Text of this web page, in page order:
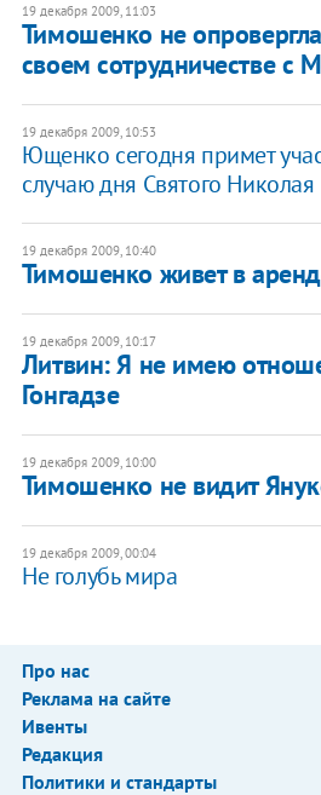
19 декабря 2009, 11:03
Тимошенко не
своем сотрудничестве с
19 декабря 2009, 10:53
Ющенко сегодня примет
случаю дня Святого Николая
19 декабря 2009, 10:40
Тимошенко живет в
19 декабря 2009, 10:17
Литвин: Я не имею
Гонгадзе
19 декабря 2009, 10:00
Тимошенко не видит
19 декабря 2009, 00:04
Не голубь мира
Про нас
Реклама на сайте
Ивенты
Редакция
Политики и стандарты